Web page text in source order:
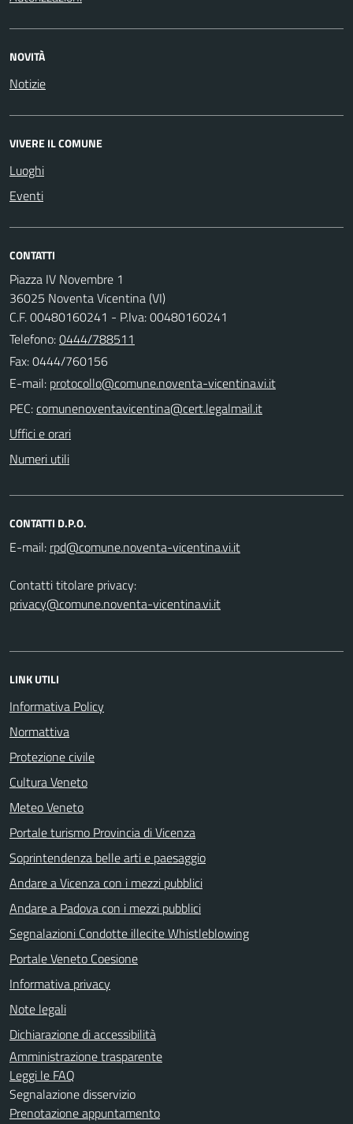
NOVITÀ
Notizie
VIVERE IL COMUNE
Luoghi
Eventi
CONTATTI
Piazza IV Novembre 1
36025 Noventa Vicentina (VI)
C.F. 00480160241 - P.Iva: 00480160241
Telefono:0444/788511
Fax: 0444/760156
E-mail:
PEC:
Uffici e orari
Numeri utili
CONTATTI D.P.O.
E-mail:
Contatti titolare privacy:
privacy@comune.noventa-vicentina.vi.it
LINK UTILI
Informativa Policy
Normattiva
Protezione civile
Cultura Veneto
Meteo Veneto
Portale turismo Provincia di Vicenza
Soprintendenza belle arti e paesaggio
Andare a Vicenza con i mezzi pubblici
Andare a Padova con i mezzi pubblici
Segnalazioni Condotte illecite Whistleblowing
Portale Veneto Coesione
Informativa privacy
Note legali
Dichiarazione di accessibilità
Amministrazione trasparente
Leggi le FAQ
Segnalazione disservizio
Prenotazione appuntamento